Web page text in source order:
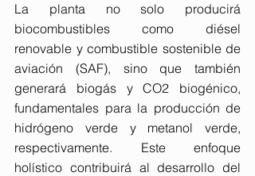
La planta no solo producirá
biocombustibles como diésel
renovable y combustible sostenible de
aviación (SAF), sino que también
generará biogás y CO2 biogénico,
fundamentales para la producción de
hidrógeno verde y metanol verde,
respectivamente. Este enfoque
holístico contribuirá al desarrollo del